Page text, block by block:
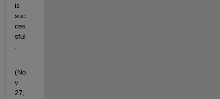
is
suc
ces
sful
(No
v
27,